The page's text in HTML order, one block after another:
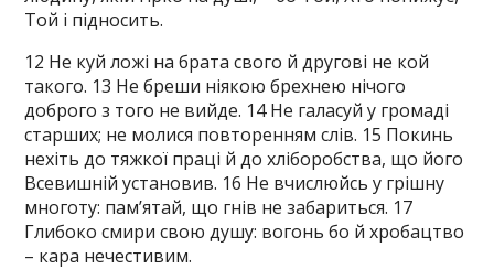
Той і підносить.
12 Не куй ложі на брата свого й другові не кой
такого. 13 Не бреши ніякою брехнею нічого
доброго з того не вийде. 14 Не галасуй у громаді
старших; не молися повторенням слів. 15 Покинь
нехіть до тяжкої праці й до хліборобства, що його
Всевишній установив. 16 Не вчислюйсь у грішну
многоту: пам’ятай, що гнів не забариться. 17
Глибоко смири свою душу: вогонь бо й хробацтво
– кара нечестивим.